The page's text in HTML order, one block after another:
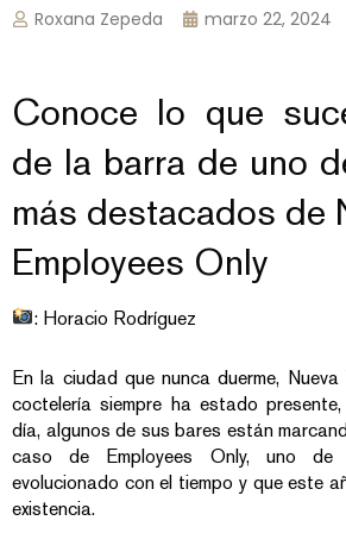
Roxana Zepeda marzo 22, 2024
Conoce lo que
de la barra de uno
más destacados de
Employees Only
: Horacio Rodríguez
En la ciudad que nunca duerme,
coctelería siempre ha estado
día, algunos de sus bares están
caso de Employees Only, uno
evolucionado con el tiempo y que este
existencia.